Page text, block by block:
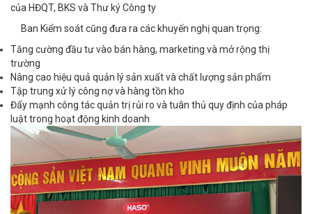
của HĐQT, BKS và Thư ký Công ty
Ban Kiểm soát cũng đưa ra các khuyến nghị quan trọng:
Tăng cường đầu tư vào bán hàng, marketing và mở rộng thị
trường
Nâng cao hiệu quả quản lý sản xuất và chất lượng sản phẩm
Tập trung xử lý công nợ và hàng tồn kho
Đẩy mạnh công tác quản trị rủi ro và tuân thủ quy định của pháp
luật trong hoạt động kinh doanh